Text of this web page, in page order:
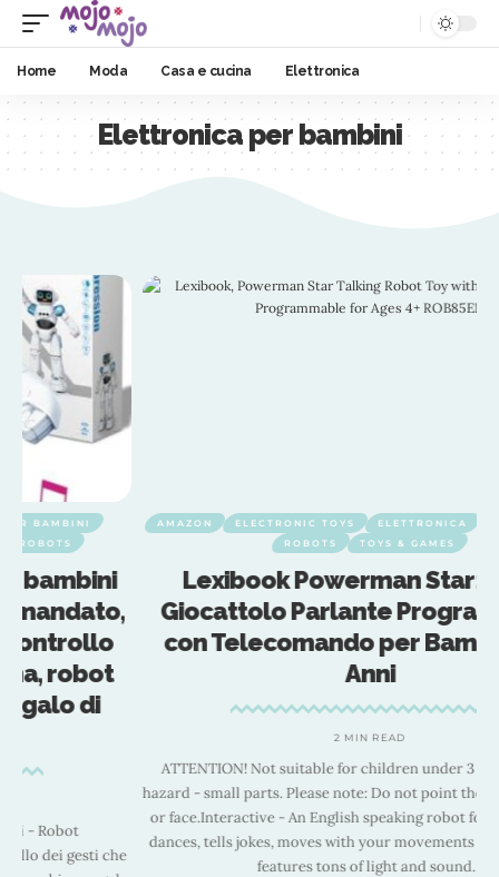
Home Moda Casa e cucina Elettronica
Elettronica per bambini
AMAZON ELECTRONIC TOYS ELETTRONICA
INFORMATICA
TOYS & GAMES
Lexibook Powerman Star: Robot
Giocattolo Parlante Programmabile
con Telecomando per Bambini dai 4
ATTENTION! Not suitable for children under 3 years. Choking
hazard - small parts. Please note: Do not point the discs at the eyes
or face.Interactive - An English speaking robot for kids that talks,
dances, tells jokes, moves with your movements plays music, and
features tons of light and sound…